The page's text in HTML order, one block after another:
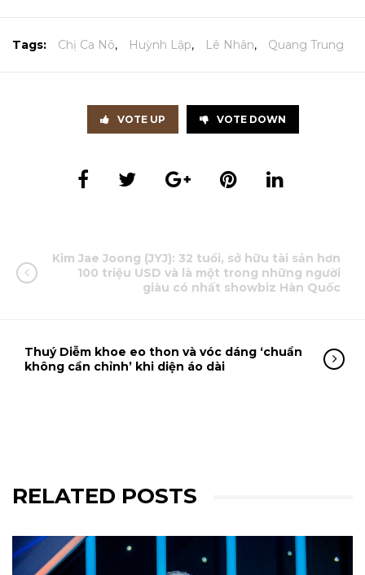
Tags: Chị Ca Nô, Huỳnh Lập, Lê Nhân, Quang Trung
VOTE UP VOTE DOWN
Kim Jae Joong (JYJ): 32 tuổi, sở hữu tài sản hơn
100 triệu USD và là một trong những người
giàu có nhất showbiz Hàn Quốc
Thuý Diễm khoe eo thon và vóc dáng ‘chuẩn
không cần chỉnh’ khi diện áo dài
RELATED POSTS